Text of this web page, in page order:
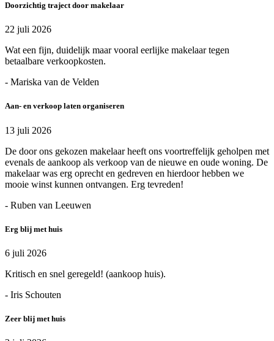
Doorzichtig traject door makelaar
22 juli 2026
Wat een fijn, duidelijk maar vooral eerlijke makelaar tegen
betaalbare verkoopkosten.
- Mariska van de Velden
Aan- en verkoop laten organiseren
13 juli 2026
De door ons gekozen makelaar heeft ons voortreffelijk geholpen met
evenals de aankoop als verkoop van de nieuwe en oude woning. De
makelaar was erg oprecht en gedreven en hierdoor hebben we
mooie winst kunnen ontvangen. Erg tevreden!
- Ruben van Leeuwen
Erg blij met huis
6 juli 2026
Kritisch en snel geregeld! (aankoop huis).
- Iris Schouten
Zeer blij met huis